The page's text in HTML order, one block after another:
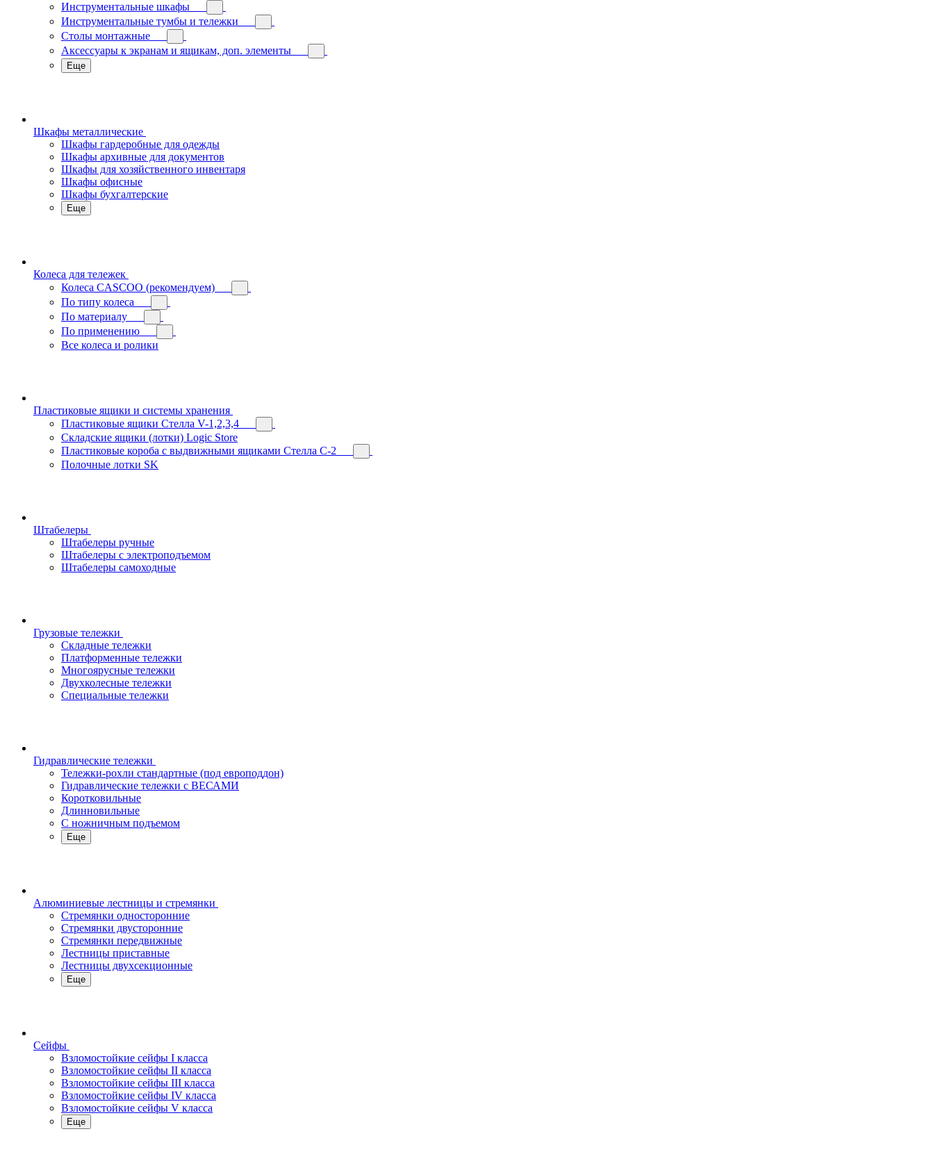
Инструментальные шкафы
Инструментальные тумбы и тележки
Столы монтажные
Аксессуары к экранам и ящикам, доп. элементы
Еще
Шкафы металлические
Шкафы гардеробные для одежды
Шкафы архивные для документов
Шкафы для хозяйственного инвентаря
Шкафы офисные
Шкафы бухгалтерские
Еще
Колеса для тележек
Колеса CASCOO (рекомендуем)
По типу колеса
По материалу
По применению
Все колеса и ролики
Пластиковые ящики и системы хранения
Пластиковые ящики Стелла V-1,2,3,4
Складские ящики (лотки) Logiс Store
Пластиковые короба с выдвижными ящиками Стелла С-2
Полочные лотки SK
Штабелеры
Штабелеры ручные
Штабелеры с электроподъемом
Штабелеры самоходные
Грузовые тележки
Складные тележки
Платформенные тележки
Многоярусные тележки
Двухколесные тележки
Специальные тележки
Гидравлические тележки
Тележки-рохли стандартные (под европоддон)
Гидравлические тележки с ВЕСАМИ
Коротковильные
Длинновильные
С ножничным подъемом
Еще
Алюминиевые лестницы и стремянки
Стремянки односторонние
Стремянки двусторонние
Стремянки передвижные
Лестницы приставные
Лестницы двухсекционные
Еще
Сейфы
Взломостойкие сейфы I класса
Взломостойкие сейфы II класса
Взломостойкие сейфы III класса
Взломостойкие сейфы IV класса
Взломостойкие сейфы V класса
Еще